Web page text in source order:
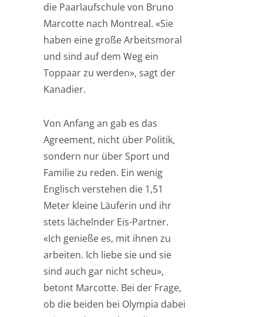
die Paarlaufschule von Bruno
Marcotte nach Montreal. «Sie
haben eine große Arbeitsmoral
und sind auf dem Weg ein
Toppaar zu werden», sagt der
Kanadier.
Von Anfang an gab es das
Agreement, nicht über Politik,
sondern nur über Sport und
Familie zu reden. Ein wenig
Englisch verstehen die 1,51
Meter kleine Läuferin und ihr
stets lächelnder Eis-Partner.
«Ich genieße es, mit ihnen zu
arbeiten. Ich liebe sie und sie
sind auch gar nicht scheu»,
betont Marcotte. Bei der Frage,
ob die beiden bei Olympia dabei